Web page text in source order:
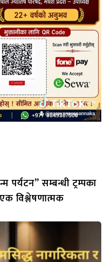
पर्यटन” सम्बन्धी ट्रम्पका
विश्लेषणात्मक